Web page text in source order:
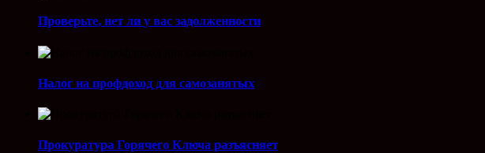
Проверьте, нет ли у вас задолженности
Налог на профдоход для самозанятых
Прокуратура Горячего Ключа разъясняет